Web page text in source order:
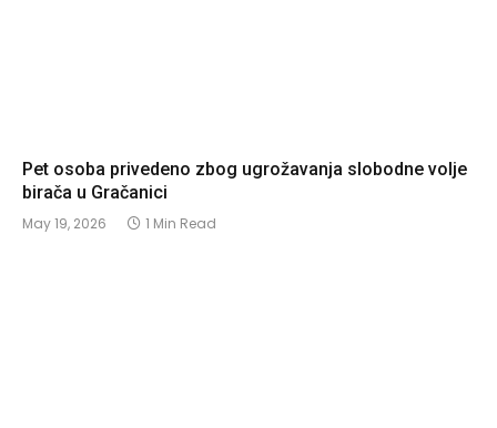
Pet osoba privedeno zbog ugrožavanja slobodne volje
birača u Gračanici
May 19, 2026 1 Min Read